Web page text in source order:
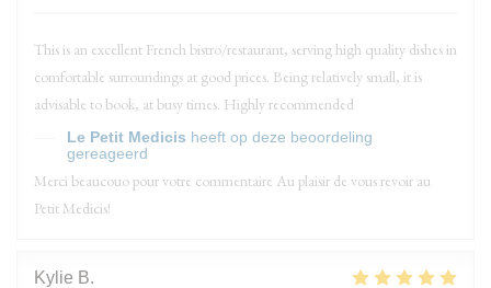
This is an excellent French bistro/restaurant, serving high quality dishes in
comfortable surroundings at good prices. Being relatively small, it is
advisable to book, at busy times. Highly recommended
Le Petit Medicis heeft op deze beoordeling
gereageerd
Merci beaucouo pour votre commentaire Au plaisir de vous revoir au
Petit Medicis!
Kylie B